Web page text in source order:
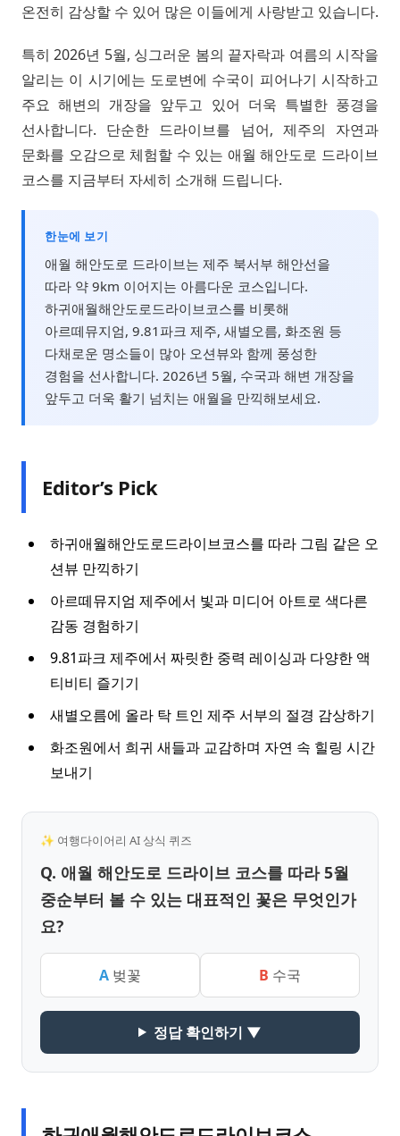
온전히 감상할 수 있어 많은 이들에게 사랑받고 있습니다.
특히 2026년 5월, 싱그러운 봄의 끝자락과 여름의 시작을
알리는 이 시기에는 도로변에 수국이 피어나기 시작하고
주요 해변의 개장을 앞두고 있어 더욱 특별한 풍경을
선사합니다. 단순한 드라이브를 넘어, 제주의 자연과
문화를 오감으로 체험할 수 있는 애월 해안도로 드라이브
코스를 지금부터 자세히 소개해 드립니다.
한눈에 보기
애월 해안도로 드라이브는 제주 북서부 해안선을
따라 약 9km 이어지는 아름다운 코스입니다.
하귀애월해안도로드라이브코스를 비롯해
아르떼뮤지엄, 9.81파크 제주, 새별오름, 화조원 등
다채로운 명소들이 많아 오션뷰와 함께 풍성한
경험을 선사합니다. 2026년 5월, 수국과 해변 개장을
앞두고 더욱 활기 넘치는 애월을 만끽해보세요.
Editor’s Pick
하귀애월해안도로드라이브코스를 따라 그림 같은 오
션뷰 만끽하기
아르떼뮤지엄 제주에서 빛과 미디어 아트로 색다른
감동 경험하기
9.81파크 제주에서 짜릿한 중력 레이싱과 다양한 액
티비티 즐기기
새별오름에 올라 탁 트인 제주 서부의 절경 감상하기
화조원에서 희귀 새들과 교감하며 자연 속 힐링 시간
보내기
✨ 여행다이어리 AI 상식 퀴즈
Q. 애월 해안도로 드라이브 코스를 따라 5월
중순부터 볼 수 있는 대표적인 꽃은 무엇인가
요?
A 벚꽃 B 수국
정답 확인하기 ▼